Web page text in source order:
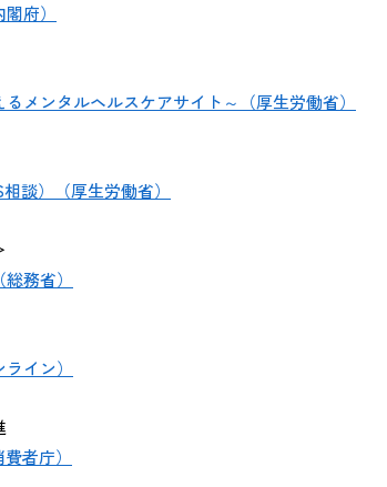
府）
メンタルヘルスケアサイト～（厚生労働省）
談）（厚生労働省）
務省）
イン）
者庁）